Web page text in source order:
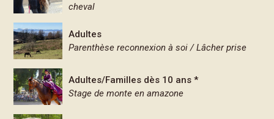
cheval
Adultes
Parenthèse reconnexion à soi / Lâcher prise
Adultes/Familles dès 10 ans *
Stage de monte en amazone